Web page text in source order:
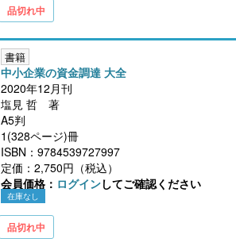
品切れ中
書籍
中小企業の資金調達 大全
2020年12月刊
塩見 哲 著
A5判
1(328ページ)冊
ISBN：9784539727997
定価：2,750円（税込）
会員価格： ログインしてご確認ください
在庫なし
品切れ中